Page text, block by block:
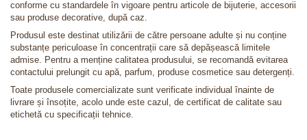
conforme cu standardele în vigoare pentru articole de bijuterie, accesorii
sau produse decorative, după caz.
Produsul este destinat utilizării de către persoane adulte și nu conține
substanțe periculoase în concentrații care să depășească limitele
admise. Pentru a menține calitatea produsului, se recomandă evitarea
contactului prelungit cu apă, parfum, produse cosmetice sau detergenți.
Toate produsele comercializate sunt verificate individual înainte de
livrare și însoțite, acolo unde este cazul, de certificat de calitate sau
etichetă cu specificații tehnice.